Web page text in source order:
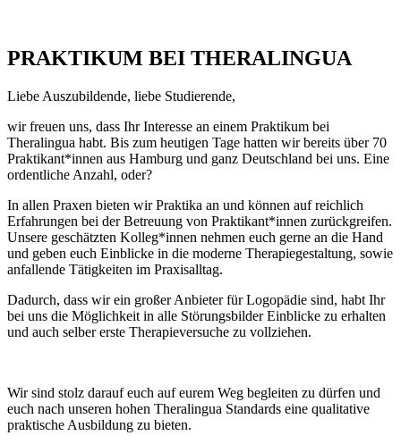
PRAKTIKUM BEI THERALINGUA
Liebe Auszubildende, liebe Studierende,
wir freuen uns, dass Ihr Interesse an einem Praktikum bei
Theralingua habt. Bis zum heutigen Tage hatten wir bereits über 70
Praktikant*innen aus Hamburg und ganz Deutschland bei uns. Eine
ordentliche Anzahl, oder?
In allen Praxen bieten wir Praktika an und können auf reichlich
Erfahrungen bei der Betreuung von Praktikant*innen zurückgreifen.
Unsere geschätzten Kolleg*innen nehmen euch gerne an die Hand
und geben euch Einblicke in die moderne Therapiegestaltung, sowie
anfallende Tätigkeiten im Praxisalltag.
Dadurch, dass wir ein großer Anbieter für Logopädie sind, habt Ihr
bei uns die Möglichkeit in alle Störungsbilder Einblicke zu erhalten
und auch selber erste Therapieversuche zu vollziehen.
Wir sind stolz darauf euch auf eurem Weg begleiten zu dürfen und
euch nach unseren hohen Theralingua Standards eine qualitative
praktische Ausbildung zu bieten.